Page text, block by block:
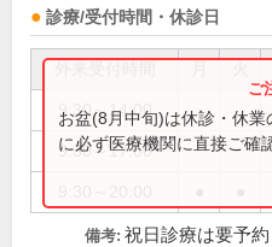
診療/受付時間・休診日
9:30～14:00
9:30～17:00
お盆(8月中旬)は休診・休
に必ず医療機関に直接ご確
備考: 祝日診療は要予約